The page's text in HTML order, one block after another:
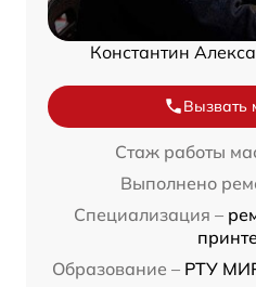
Константин
Вызвать
Стаж работы
Выполнено
Специализация –
Образование – РТУ